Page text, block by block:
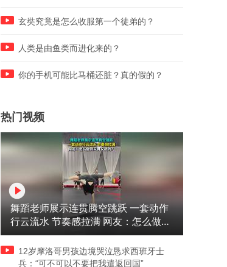
玄奘究竟是怎么收服第一个徒弟的？
人类是由鱼类而进化来的？
你的手机可能比马桶还脏？真的假的？
热门视频
舞蹈老师展示连贯腾空跳跃 一套动作
行云流水 节奏感拉满 网友：怎么做到
又舞又武的？
12岁摩洛哥男孩边境哭泣恳求西班牙士
兵：“可不可以不要把我遣返回国”